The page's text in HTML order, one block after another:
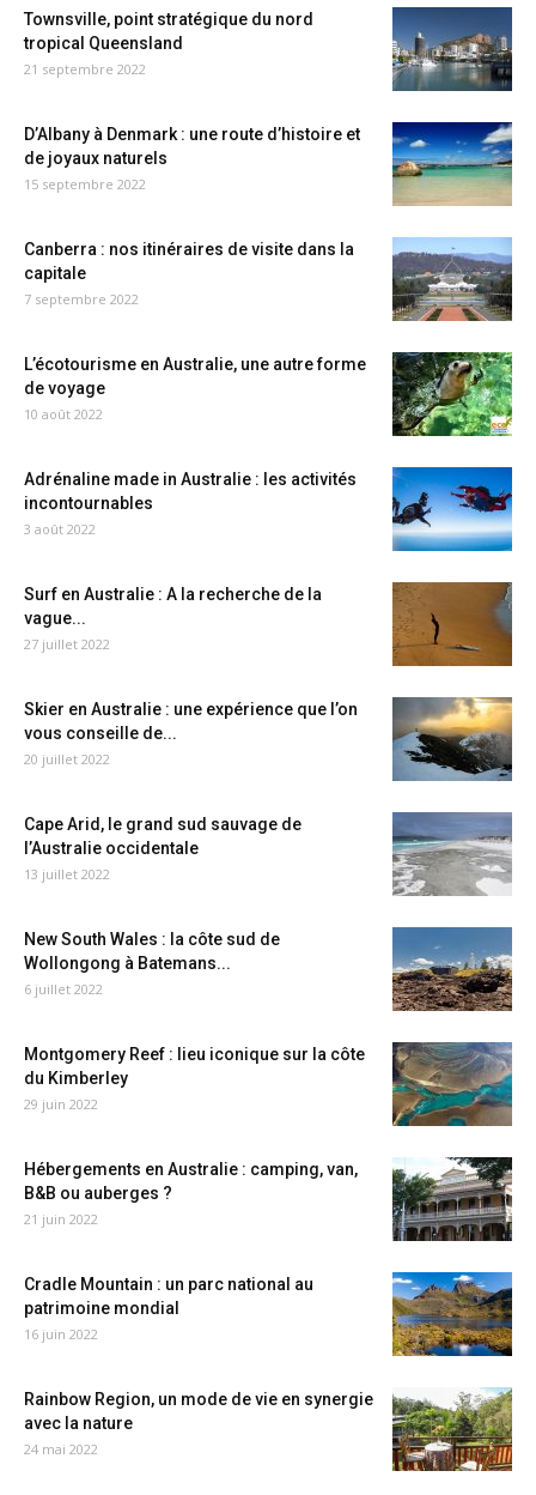
Townsville, point stratégique du nord
tropical Queensland
21 septembre 2022
D’Albany à Denmark : une route d’histoire et
de joyaux naturels
15 septembre 2022
Canberra : nos itinéraires de visite dans la
capitale
7 septembre 2022
L’écotourisme en Australie, une autre forme
de voyage
10 août 2022
Adrénaline made in Australie : les activités
incontournables
3 août 2022
Surf en Australie : A la recherche de la
vague...
27 juillet 2022
Skier en Australie : une expérience que l’on
vous conseille de...
20 juillet 2022
Cape Arid, le grand sud sauvage de
l’Australie occidentale
13 juillet 2022
New South Wales : la côte sud de
Wollongong à Batemans...
6 juillet 2022
Montgomery Reef : lieu iconique sur la côte
du Kimberley
29 juin 2022
Hébergements en Australie : camping, van,
B&B ou auberges ?
21 juin 2022
Cradle Mountain : un parc national au
patrimoine mondial
16 juin 2022
Rainbow Region, un mode de vie en synergie
avec la nature
24 mai 2022